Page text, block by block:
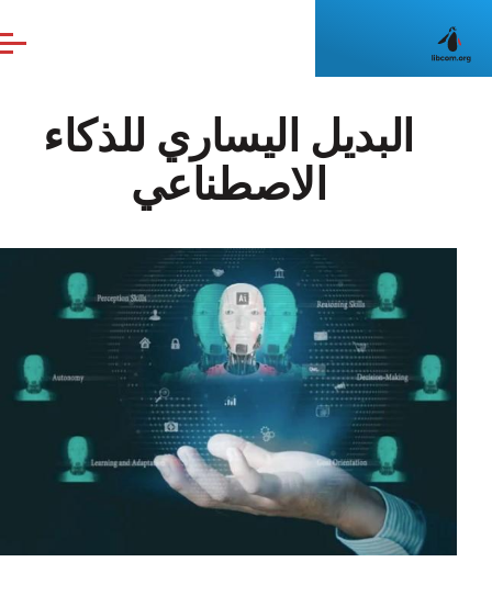
البديل اليساري للذكاء
الاصطناعي